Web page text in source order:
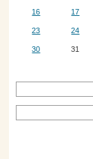
16 17
23 24
30 31